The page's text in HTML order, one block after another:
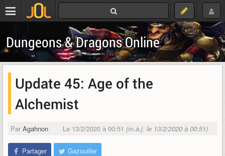
Dungeons & Dragons Online
Update 45: Age of the
Alchemist
Par Agahnon Le 13/2/2020 à 00:51 (m.à.j. le 13/2/2020 à 00:51)
Partager Gazouiller